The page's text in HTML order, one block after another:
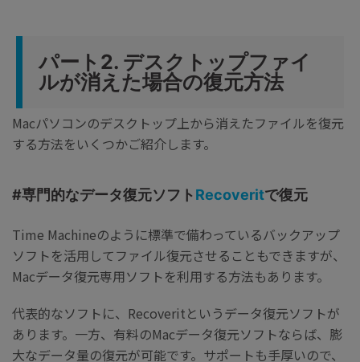
パート2. デスクトップファイ
ルが消えた場合の復元方法
Macパソコンのデスクトップ上から消えたファイルを復元
する方法をいくつかご紹介します。
#専門的なデータ復元ソフト Recoveritで復元
Time Machineのように標準で備わっているバックアップ
ソフトを活用してファイル復元させることもできますが、
Macデータ復元専用ソフトを利用する方法もあります。
代表的なソフトに、Recoveritというデータ復元ソフトが
あります。一方、有料のMacデータ復元ソフトならば、膨
大なデータ量の復元が可能です。サポートも手厚いので、